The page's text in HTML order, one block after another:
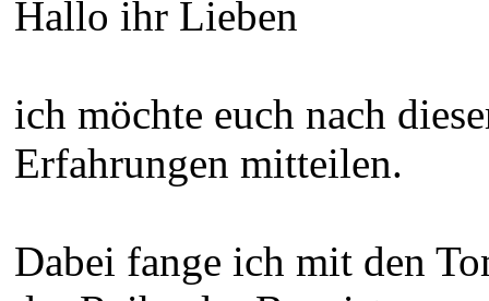
Hallo ihr Lieben
ich möchte euch nach
Erfahrungen mitteilen.
Dabei fange ich mit den